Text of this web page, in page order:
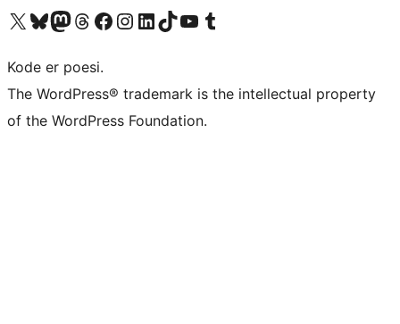
Besøk vår konto på X Visit our Bluesky account
Besøk vår Mastodon-konto
Visit our Threads account
Besøk vår Facebook-sideBesøk vår Instagram-konto
Besøk vår LinkedIn-konto
Visit our TikTok account
Visit our YouTube channel
Visit our Tumblr account
Kode er poesi.
The WordPress® trademark is the intellectual property
of the WordPress Foundation.